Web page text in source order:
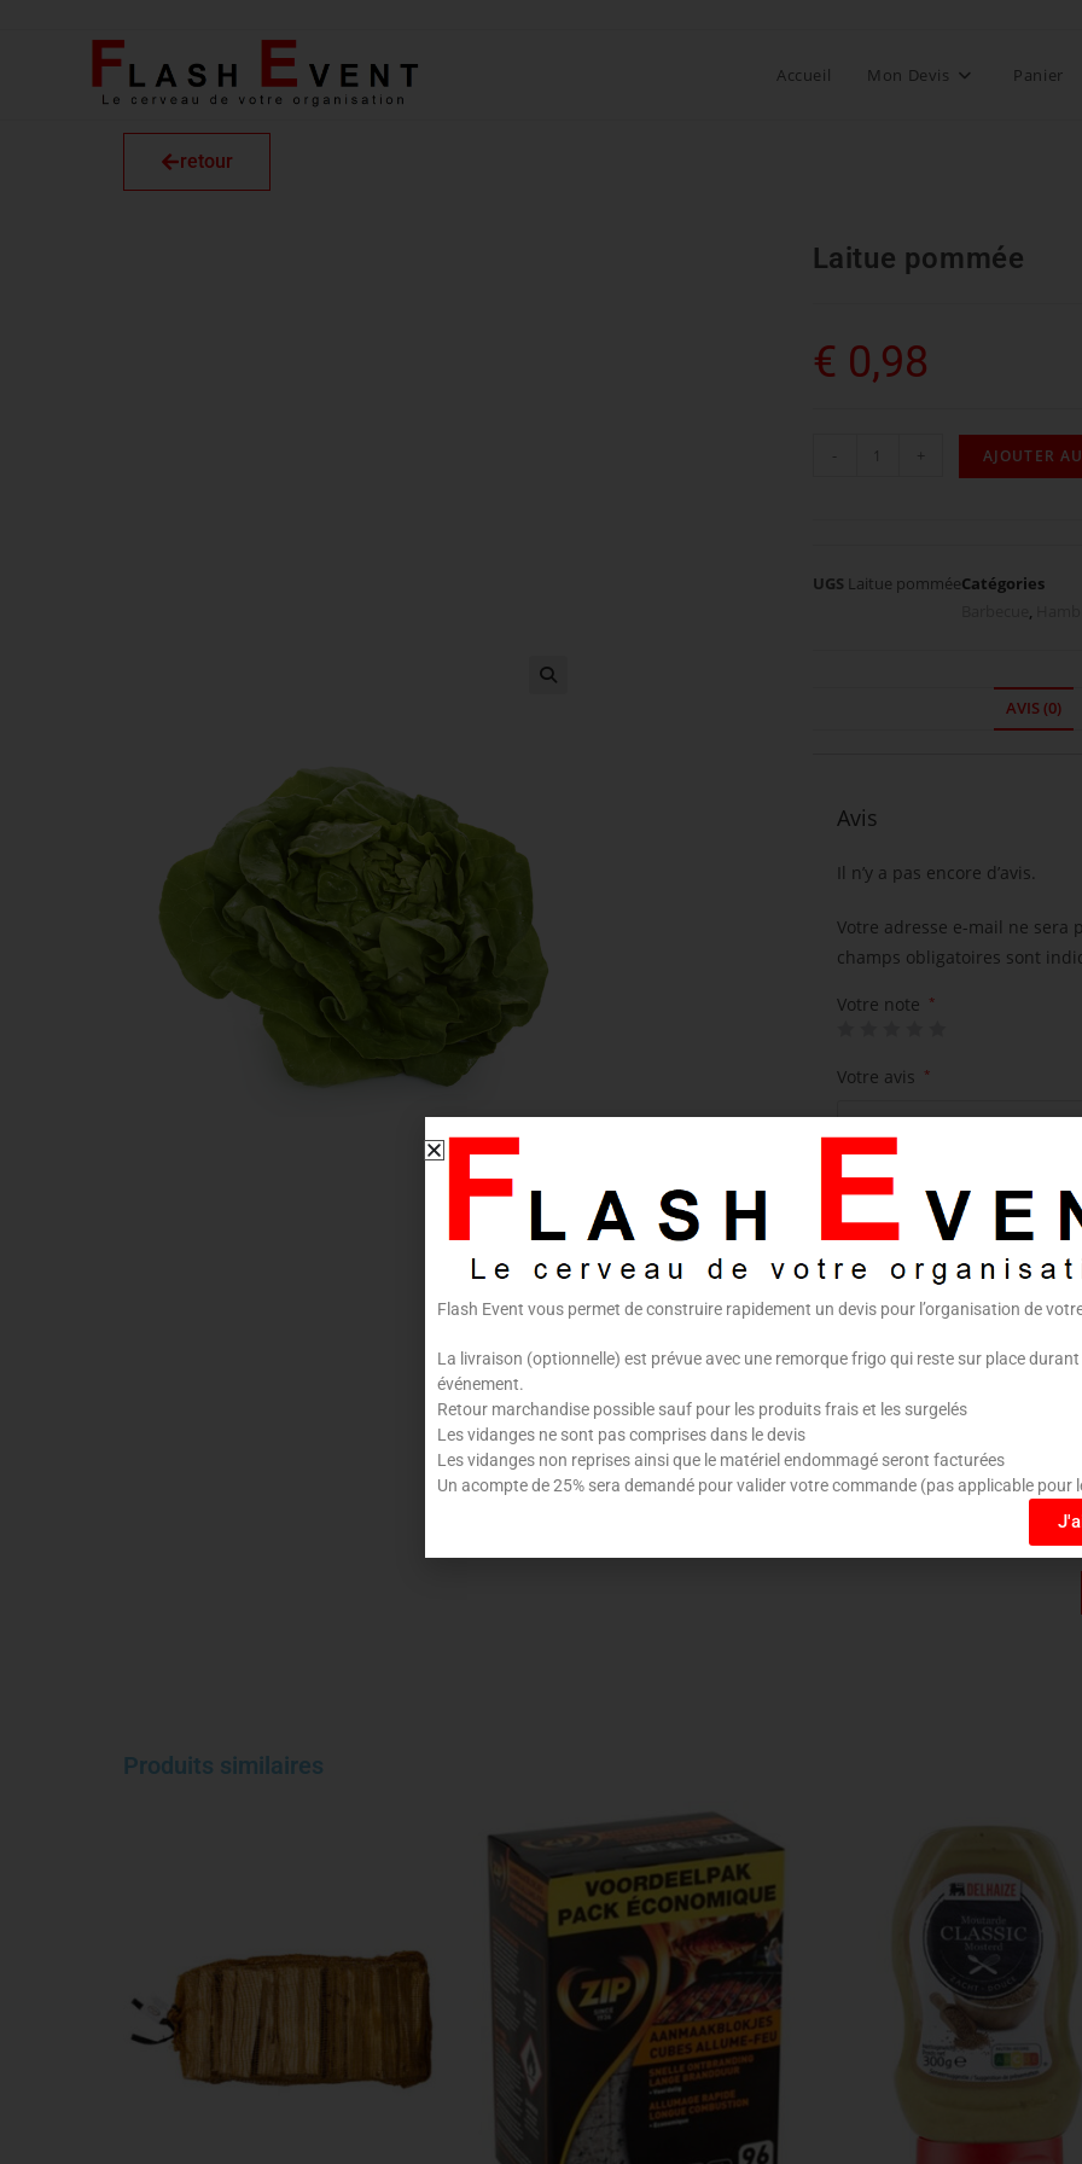
Accueil Mon Devis Panier
retour
Laitue pommée
€ 0,98
- + AJOUTER
UGS Laitue pomméeCatégories
,
AVIS (0)
Avis
Il n’y a pas encore d’avis.
Votre adresse e-mail ne sera
champs obligatoires sont
Votre note *
Votre avis *
Nom * E-
Enregistrer mon nom, mon
dans le navigateur pour mon
Produits similaires
Flash Event vous permet de construire rapidement un devis pour l’organisation de
La livraison (optionnelle) est prévue avec une remorque frigo qui reste sur place
événement.
Retour marchandise possible sauf pour les produits frais et les surgelés
Les vidanges ne sont pas comprises dans le devis
Les vidanges non reprises ainsi que le matériel endommagé seront facturées
Un acompte de 25% sera demandé pour valider votre commande (pas applicable pour